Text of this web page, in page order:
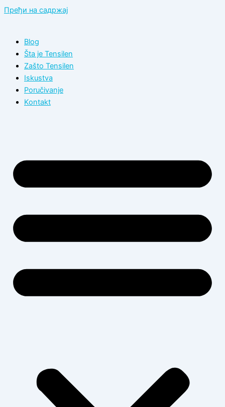
Пређи на садржај
Blog
Šta je Tensilen
Zašto Tensilen
Iskustva
Poručivanje
Kontakt